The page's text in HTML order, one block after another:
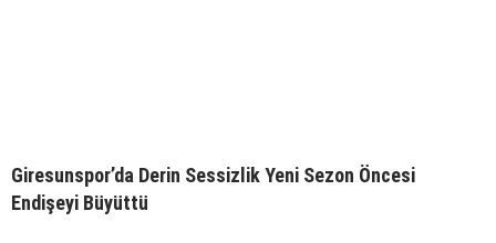
Giresunspor’da Derin Sessizlik Yeni Sezon Öncesi
Endişeyi Büyüttü